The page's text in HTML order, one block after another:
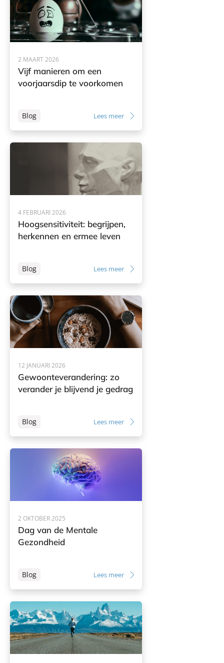
2 MAART 2026
Vijf manieren om een
voorjaarsdip te voorkomen
Blog Lees meer
4 FEBRUARI 2026
Hoogsensitiviteit: begrijpen,
herkennen en ermee leven
Blog Lees meer
12 JANUARI 2026
Gewoonteverandering: zo
verander je blijvend je gedrag
Blog Lees meer
2 OKTOBER 2025
Dag van de Mentale
Gezondheid
Blog Lees meer